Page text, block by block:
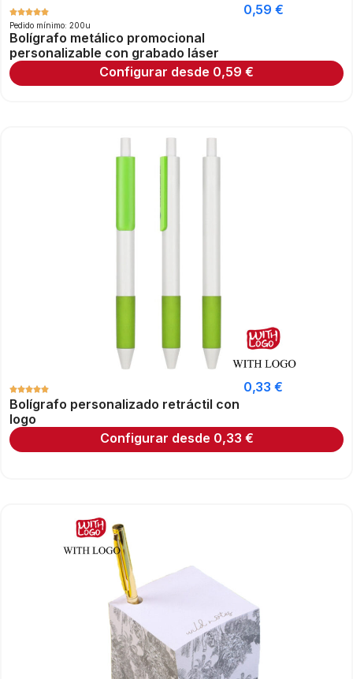
Pedido mínimo: 200u
Bolígrafo metálico promocional
personalizable con grabado láser
0,59 €
Configurar desde 0,59 €
Bolígrafo personalizado retráctil con
logo
0,33 €
Configurar desde 0,33 €